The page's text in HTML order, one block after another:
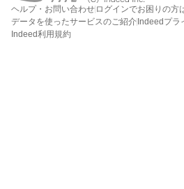
ヘルプ・お問い合わせ ログインでお困りの方
データを使ったサービスのご紹介 Indeedプラ
Indeed利用規約